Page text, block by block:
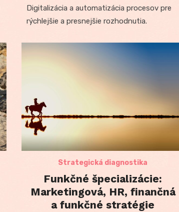
Digitalizácia a automatizácia procesov pre
rýchlejšie a presnejšie rozhodnutia.
Strategická diagnostika
Funkčné špecializácie:
Marketingová, HR, finančná
a funkčné stratégie